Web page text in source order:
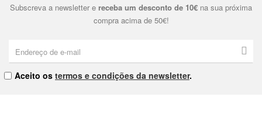
Subscreva a newsletter e receba um desconto de 10€ na sua próxima
compra acima de 50€!
Aceito os termos e condições da newsletter.